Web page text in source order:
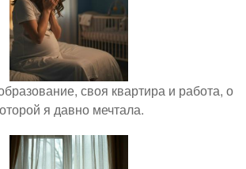
своя квартира и работа, о
я давно мечтала.